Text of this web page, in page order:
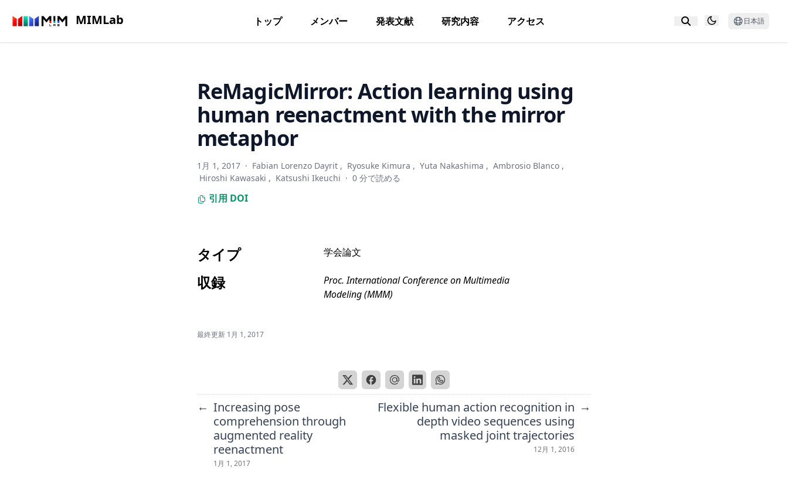
MIMLab トップ メンバー 発表文献 研究内容 アクセス 日本語
ReMagicMirror: Action learning using
human reenactment with the mirror
metaphor
1月 1, 2017 · Fabian Lorenzo Dayrit , Ryosuke Kimura , Yuta Nakashima , Ambrosio Blanco ,
Hiroshi Kawasaki , Katsushi Ikeuchi · 0 分で読める
引用 DOI
タイプ 学会論文
収録
Proc. International Conference on Multimedia
Modeling (MMM)
最終更新 1月 1, 2017
← Increasing pose
comprehension through
augmented reality
reenactment
1月 1, 2017
Flexible human action recognition in
depth video sequences using
masked joint trajectories
12月 1, 2016
→